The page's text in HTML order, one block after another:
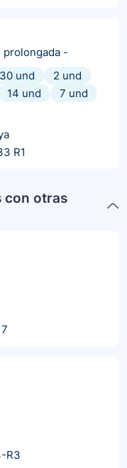
prolongada -
30 und
2 und
14 und
7 und
R1
con otras
R3